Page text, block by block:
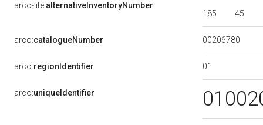
arco-lite:alternativeInventoryNumber
185
45
arco:catalogueNumber 00206780
arco:regionIdentifier 01
arco:uniqueIdentifier